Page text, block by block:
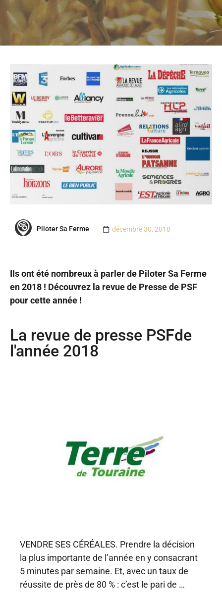
Piloter Sa Ferme décembre 30, 2018
Ils ont été nombreux à parler de Piloter Sa Ferme
en 2018 ! Découvrez la revue de Presse de PSF
pour cette année !
La revue de presse PSFde
l'année 2018
VENDRE SES CÉRÉALES. Prendre la décision
la plus importante de l’année en y consacrant
5 minutes par semaine. Et, avec un taux de
réussite de près de 80 % : c’est le pari de …